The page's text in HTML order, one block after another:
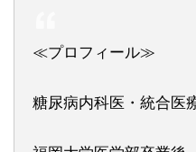
≪プロフィール≫
糖尿病内科医・統合医